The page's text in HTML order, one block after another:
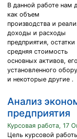
В данной работе нам
как объем
производства и
доходы и расходы
предприятия,
средняя стоимость
основных активов,
установленного
и некоторые другие .
Анализ
предприятия
Курсовая работа, 17
Цель курсовой